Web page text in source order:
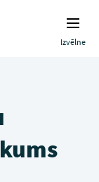
Izvēlne